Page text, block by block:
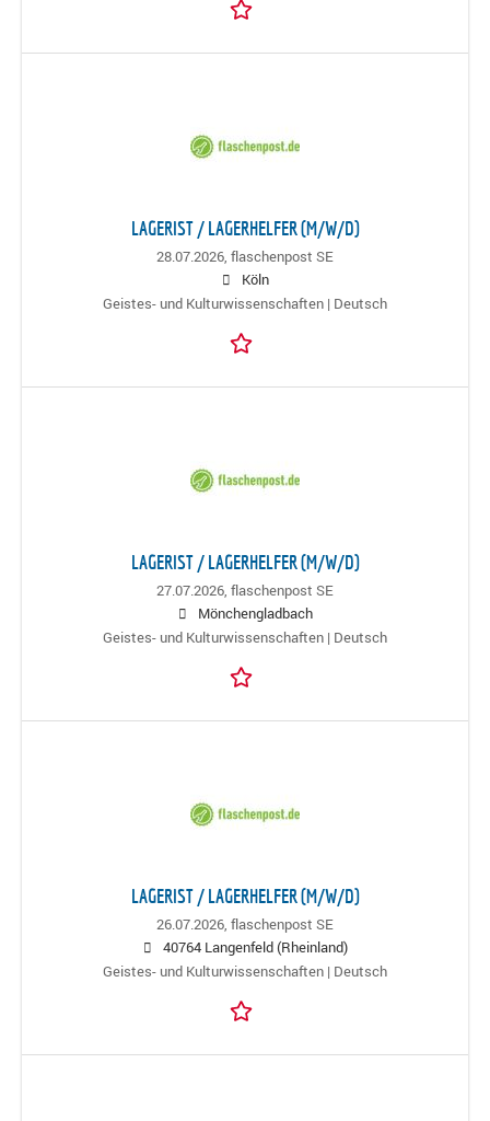
LAGERIST / LAGERHELFER (M/W/D)
28.07.2026, flaschenpost SE
Köln
Geistes- und Kulturwissenschaften | Deutsch
LAGERIST / LAGERHELFER (M/W/D)
27.07.2026, flaschenpost SE
Mönchengladbach
Geistes- und Kulturwissenschaften | Deutsch
LAGERIST / LAGERHELFER (M/W/D)
26.07.2026, flaschenpost SE
40764 Langenfeld (Rheinland)
Geistes- und Kulturwissenschaften | Deutsch